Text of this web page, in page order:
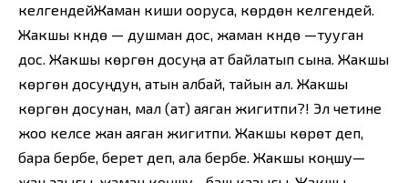
келгендейЖаман киши ооруса, көрдөн келгендей.
Жакшы күндө — душман дос, жаман күндө —тууган
дос. Жакшы көргөн досуңа ат байлатып сына. Жакшы
көргөн досуңдун, атын албай, тайын ал. Жакшы
көргөн досунан, мал (ат) аяган жигитпи?! Эл четине
жоо келсе жан аяган жигитпи. Жакшы көрөт деп,
бара бербе, берет деп, ала бербе. Жакшы коңшу—